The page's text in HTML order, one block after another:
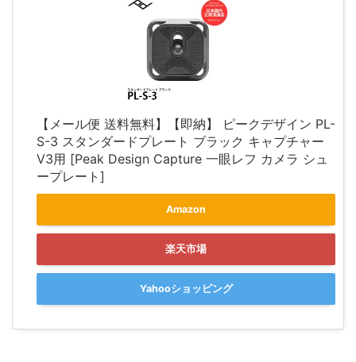
【メール便 送料無料】【即納】 ピークデザイン PL-
S-3 スタンダードプレート ブラック キャプチャー
V3用 [Peak Design Capture 一眼レフ カメラ シュ
ープレート]
Amazon
楽天市場
Yahooショッピング